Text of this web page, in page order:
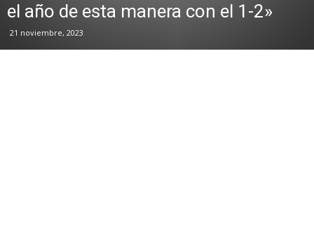
el año de esta manera con el 1-2»
21 noviembre, 2023